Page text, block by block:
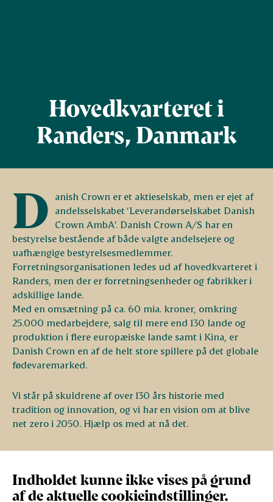
Hovedkvarteret i
Randers, Danmark
D
anish Crown er et aktieselskab, men er ejet af
andelsselskabet ‘Leverandørselskabet Danish
Crown AmbA’. Danish Crown A/S har en
bestyrelse bestående af både valgte andelsejere og
uafhængige bestyrelsesmedlemmer.
Forretningsorganisationen ledes ud af hovedkvarteret i
Randers, men der er forretningsenheder og fabrikker i
adskillige lande.
Med en omsætning på ca. 60 mia. kroner, omkring
25.000 medarbejdere, salg til mere end 130 lande og
produktion i flere europæiske lande samt i Kina, er
Danish Crown en af de helt store spillere på det globale
fødevaremarked.
Vi står på skuldrene af over 130 års historie med
tradition og innovation, og vi har en vision om at blive
net zero i 2050. Hjælp os med at nå det.
Indholdet kunne ikke vises på grund
af de aktuelle cookieindstillinger.